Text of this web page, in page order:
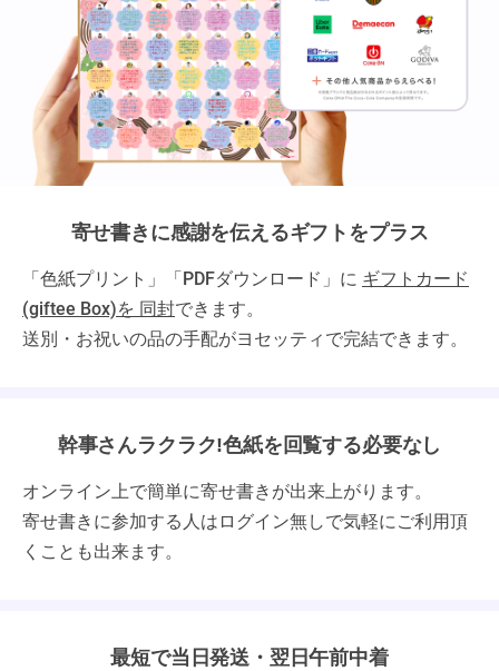
寄せ書きに感謝を伝えるギフトをプラス
「色紙プリント」「PDFダウンロード」に ギフトカード
(giftee Box)を 同封できます。
送別・お祝いの品の手配がヨセッティで完結できます。
幹事さんラクラク!色紙を回覧する必要なし
オンライン上で簡単に寄せ書きが出来上がります。
寄せ書きに参加する人はログイン無しで気軽にご利用頂
くことも出来ます。
最短で当日発送・翌日午前中着